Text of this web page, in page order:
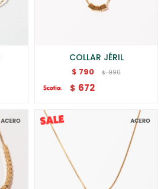
COLLAR JÉRIL
$ 790 $ 990
$ 672